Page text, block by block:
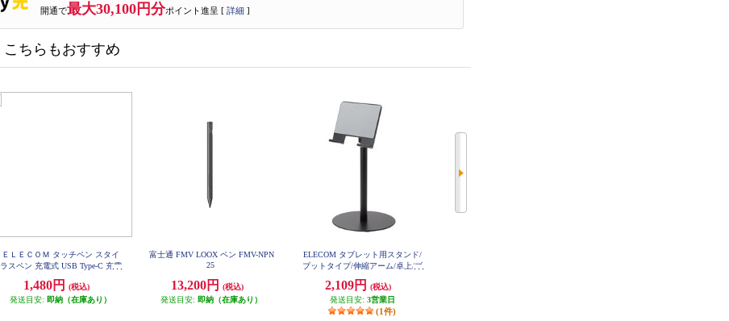
開通で最大30,100円分ポイント進呈 [ 詳細 ]
こちらもおすすめ
ＥＬＥＣＯＭ タッチペン スタイ
ラスペン 充電式 USB Type-C 充電
アッシュピンク PTPACST04PN
1,480円
(税込)
発送目安: 即納（在庫あり）
富士通 FMV LOOX ペン FMV-NPN
25
13,200円
(税込)
発送目安: 即納（在庫あり）
ELECOM タブレット用スタンド/
プットタイプ/伸縮アーム/卓上/ブ
2,109円
(税込)
発送目安: 3営業日
(1件)